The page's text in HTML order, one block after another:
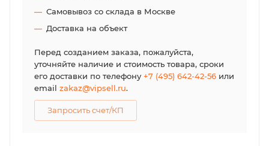
Самовывоз со склада в Москве
Доставка на объект
Перед созданием заказа, пожалуйста,
уточняйте наличие и стоимость товара, сроки
его доставки по телефону+7 (495) 642-42-56 или
email zakaz@vipsell.ru.
Запросить счет/КП